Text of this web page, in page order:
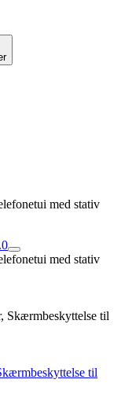
med stativ
0
med stativ
Skærmbeskyttelse til
til